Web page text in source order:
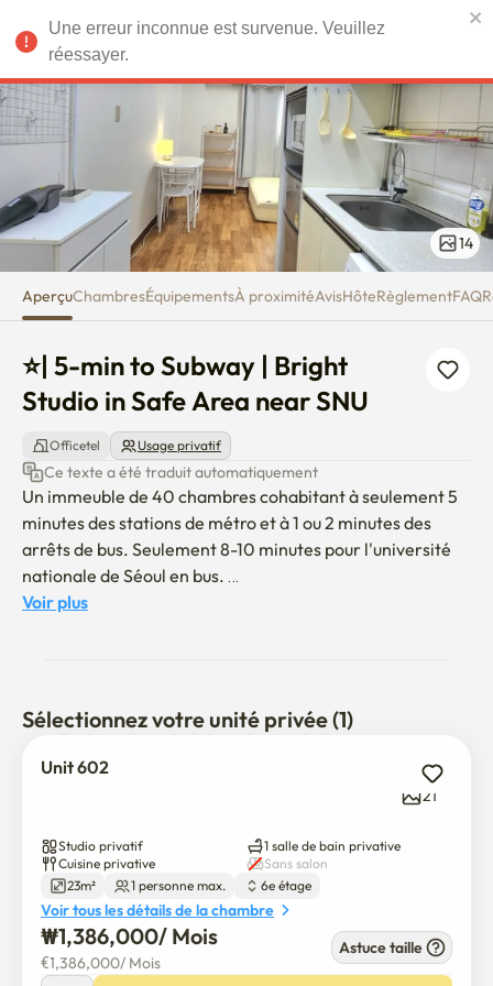
⭐| 5-min to Subway | Bright
EUR
14
AperçuChambresÉquipementsÀ proximitéAvisHôteRèglementFAQ
⭐| 5-min to Subway | Bright
Studio in Safe Area near SNU
Officetel Usage privatif
Ce texte a été traduit automatiquement
Un immeuble de 40 chambres cohabitant à seulement 5
minutes des stations de métro et à 1 ou 2 minutes des
arrêts de bus. Seulement 8-10 minutes pour l'université
nationale de Séoul en bus.
Votre chambre est calme, lumineuse, sûre et dispose d'un
l'Université nationale de Séoul!
Ce studio lumineux et confortable est situé entre la gare
🛋 Entièrement meublé avec :
Lit, bureau, chaise, garde-robe
Wi-Fi haut débit et climatiseur
Voir plus
Sélectionnez votre unité privée (1)
Unit 602
21
Studio privatif
1 salle de bain privative
Cuisine privative
Sans salon
23m²
1 personne max. 6e étage
Voir tous les détails de la chambre
₩1,386,000/ Mois
€1,386,000/ Mois
Astuce taille
Une erreur inconnue est survenue. Veuillez
réessayer.